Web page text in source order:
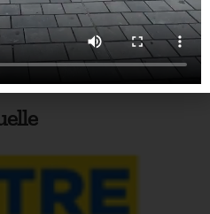
Familiale propose un
les personnes en cours de
un lieu d’écoute et de
parfois, devenir compliqué
familial.